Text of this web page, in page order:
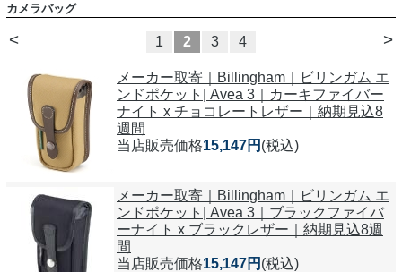
カメラバッグ
< >
1 2 3 4
メーカー取寄｜Billingham｜ビリンガム エ
ンドポケット| Avea 3｜カーキファイバー
ナイト x チョコレートレザー｜納期見込8
週間
当店販売価格15,147円 (税込)
メーカー取寄｜Billingham｜ビリンガム エ
ンドポケット| Avea 3｜ブラックファイバ
ーナイト x ブラックレザー｜納期見込8週
間
当店販売価格15,147円 (税込)